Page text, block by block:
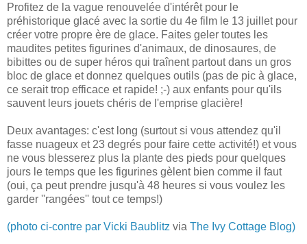
Profitez de la vague renouvelée d'intérêt pour le
préhistorique glacé avec la sortie du 4e film le 13 juillet pour
créer votre propre ère de glace. Faites geler toutes les
maudites petites figurines d'animaux, de dinosaures, de
bibittes ou de super héros qui traînent partout dans un gros
bloc de glace et donnez quelques outils (pas de pic à glace,
ce serait trop efficace et rapide! ;-) aux enfants pour qu'ils
sauvent leurs jouets chéris de l'emprise glacière!
Deux avantages: c'est long (surtout si vous attendez qu'il
fasse nuageux et 23 degrés pour faire cette activité!) et vous
ne vous blesserez plus la plante des pieds pour quelques
jours le temps que les figurines gèlent bien comme il faut
(oui, ça peut prendre jusqu'à 48 heures si vous voulez les
garder ''rangées'' tout ce temps!)
(photo ci-contre par Vicki Baublitz via The Ivy Cottage Blog)